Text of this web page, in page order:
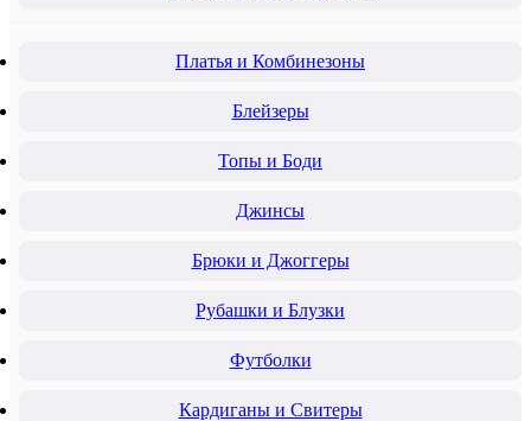
Платья и Комбинезоны
Блейзеры
Топы и Боди
Джинсы
Брюки и Джоггеры
Рубашки и Блузки
Футболки
Кардиганы и Свитеры